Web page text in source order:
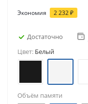
Экономия 2 232₽
Достаточно
Цвет: Белый
Объём памяти